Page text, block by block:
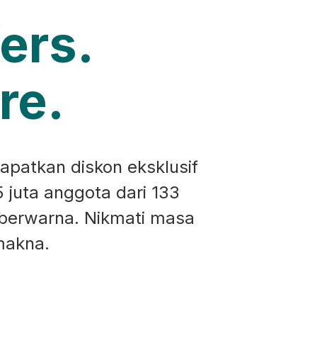
diskon eksklusif
juta anggota dari 133
Nikmati masa